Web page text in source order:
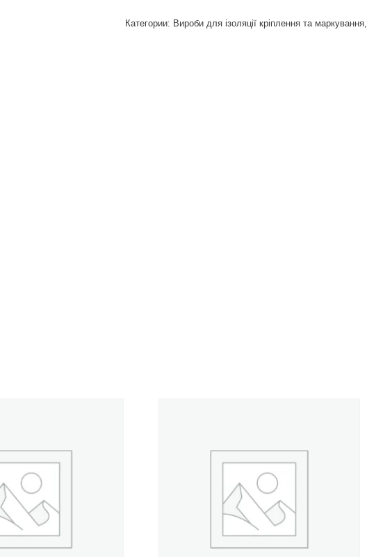
Категории: Вироби для ізоляції кріплення та маркування,